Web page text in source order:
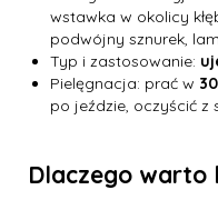
wstawka w okolicy
podwójny sznurek,
Typ i zastosowanie:
Pielęgnacja: prać w
po jeździe, oczyścić z
Dlaczego warto